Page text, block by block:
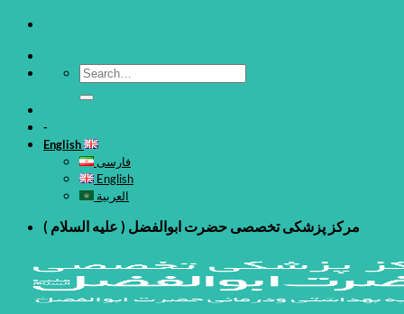
Skip
content
-
English
فارسی
English
العربية
مرکز پزشکی تخصصی حضرت ابوالفضل ( علیه السلام )